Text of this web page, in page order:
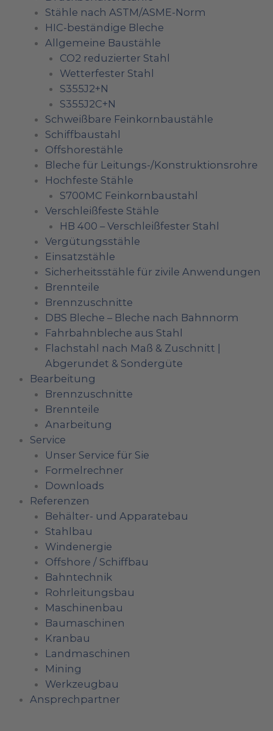
Stähle nach ASTM/ASME-Norm
HIC-beständige Bleche
Allgemeine Baustähle
CO2 reduzierter Stahl
Wetterfester Stahl
S355J2+N
S355J2C+N
Schweißbare Feinkornbaustähle
Schiffbaustahl
Offshorestähle
Bleche für Leitungs-/Konstruktionsrohre
Hochfeste Stähle
S700MC Feinkornbaustahl
Verschleißfeste Stähle
HB 400 – Verschleißfester Stahl
Vergütungsstähle
Einsatzstähle
Sicherheitsstähle für zivile Anwendungen
Brennteile
Brennzuschnitte
DBS Bleche – Bleche nach Bahnnorm
Fahrbahnbleche aus Stahl
Flachstahl nach Maß & Zuschnitt |
Abgerundet & Sondergüte
Bearbeitung
Brennzuschnitte
Brennteile
Anarbeitung
Service
Unser Service für Sie
Formelrechner
Downloads
Referenzen
Behälter- und Apparatebau
Stahlbau
Windenergie
Offshore / Schiffbau
Bahntechnik
Rohrleitungsbau
Maschinenbau
Baumaschinen
Kranbau
Landmaschinen
Mining
Werkzeugbau
Ansprechpartner